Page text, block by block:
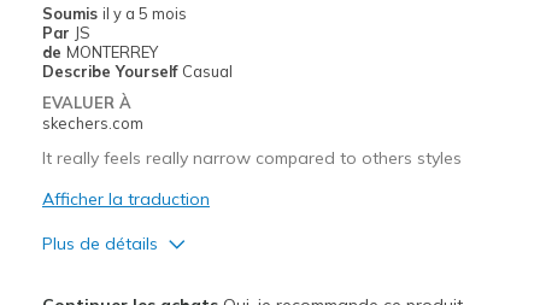
Soumis il y a 5 mois
Par JS
de MONTERREY
Describe Yourself Casual
EVALUER À
skechers.com
It really feels really narrow compared to others styles
Afficher la traduction
Plus de détails